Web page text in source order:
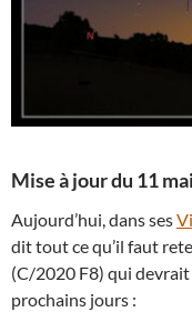
Mise à jour du 11
Aujourd’hui, dans ses
dit tout ce qu’il faut
(C/2020 F8) qui
prochains jours :